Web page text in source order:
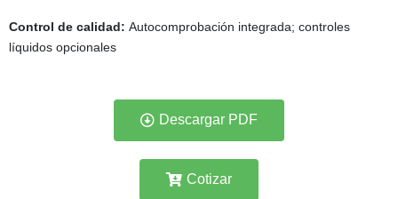
Control de calidad: Autocomprobación integrada; controles
líquidos opcionales
Descargar PDF
Cotizar